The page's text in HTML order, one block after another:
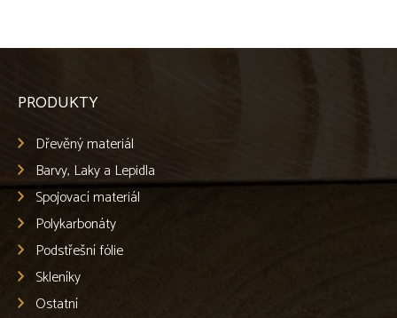
PRODUKTY
Dřevěný materiál
Barvy, Laky a Lepidla
Spojovací materiál
Polykarbonáty
Podstřešní fólie
Skleníky
Ostatní